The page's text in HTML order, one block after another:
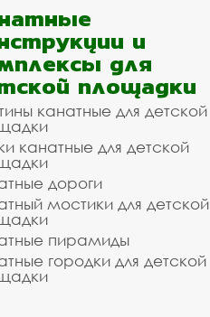
и
для
площадки
канатные для детской
канатные для детской
дороги
мостики для детской
пирамиды
городки для детской